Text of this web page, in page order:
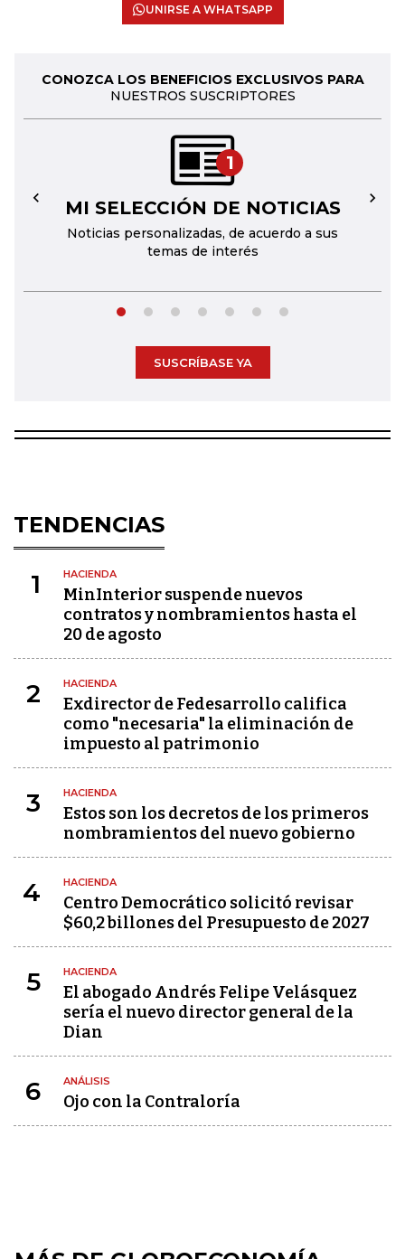
UNIRSE A WHATSAPP
CONOZCA LOS BENEFICIOS EXCLUSIVOS PARA
NUESTROS SUSCRIPTORES
1
MI SELECCIÓN DE NOTICIAS
Noticias personalizadas, de acuerdo a sus
temas de interés
← →
SUSCRÍBASE YA
TENDENCIAS
1 HACIENDA
MinInterior suspende nuevos
contratos y nombramientos hasta el
20 de agosto
2 HACIENDA
Exdirector de Fedesarrollo califica
como "necesaria" la eliminación de
impuesto al patrimonio
3 HACIENDA
Estos son los decretos de los primeros
nombramientos del nuevo gobierno
4 HACIENDA
Centro Democrático solicitó revisar
$60,2 billones del Presupuesto de 2027
5 HACIENDA
El abogado Andrés Felipe Velásquez
sería el nuevo director general de la
Dian
6 ANÁLISIS
Ojo con la Contraloría